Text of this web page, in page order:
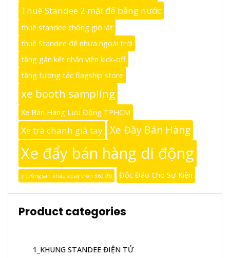
Thuê Standee 2 mặt đế bằng nước
thuê standee chống gió lật
thuê Standee đế nhựa ngoài trời
tăng gắn kết nhân viên kick-off
tăng tương tác flagship store
xe booth sampling
Xe Bán Hàng Lưu Động TPHCM
Xe trà chanh giã tay Xe Đầy Bán Hàng
Xe đẩy bán hàng di động
ý tưởng sân khấu xoay tròn 360 độ Độc Đáo Cho Sự Kiện
Product categories
1_KHUNG STANDEE ĐIỆN TỬ